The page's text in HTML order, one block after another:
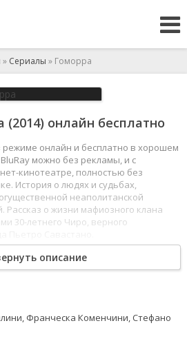
» Сериалы » Гоморра
онлайн бесплатно
режиме онлайн и бесплатно в хорошем
BluRay можно без рекламы, и с
кинотеатре, полностью без
История о людях и судьбах,
неаполитанской
Рассказ о жизни мафиозного клана
30-летнего Чиро, верного
описание
Франческа Коменчини, Стефано